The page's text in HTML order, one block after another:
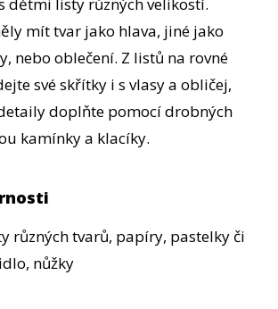
mít tvar jako hlava, jiné jako
nebo oblečení. Z listů na rovné
své skřítky i s vlasy a obličej,
doplňte pomocí drobných
kamínky a klacíky.
různých tvarů, papíry, pastelky či
nůžky